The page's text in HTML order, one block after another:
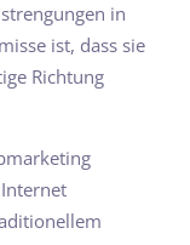
in
ist, dass sie
Richtung